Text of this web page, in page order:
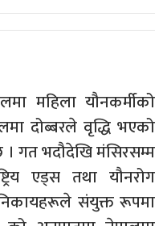
महिला यौनकर्मीको
दोब्बरले वृद्धि भएको
गत भदौदेखि मंसिरसम्म
एड्स तथा यौनरोग
निकायहरूले संयुक्त रूपमा